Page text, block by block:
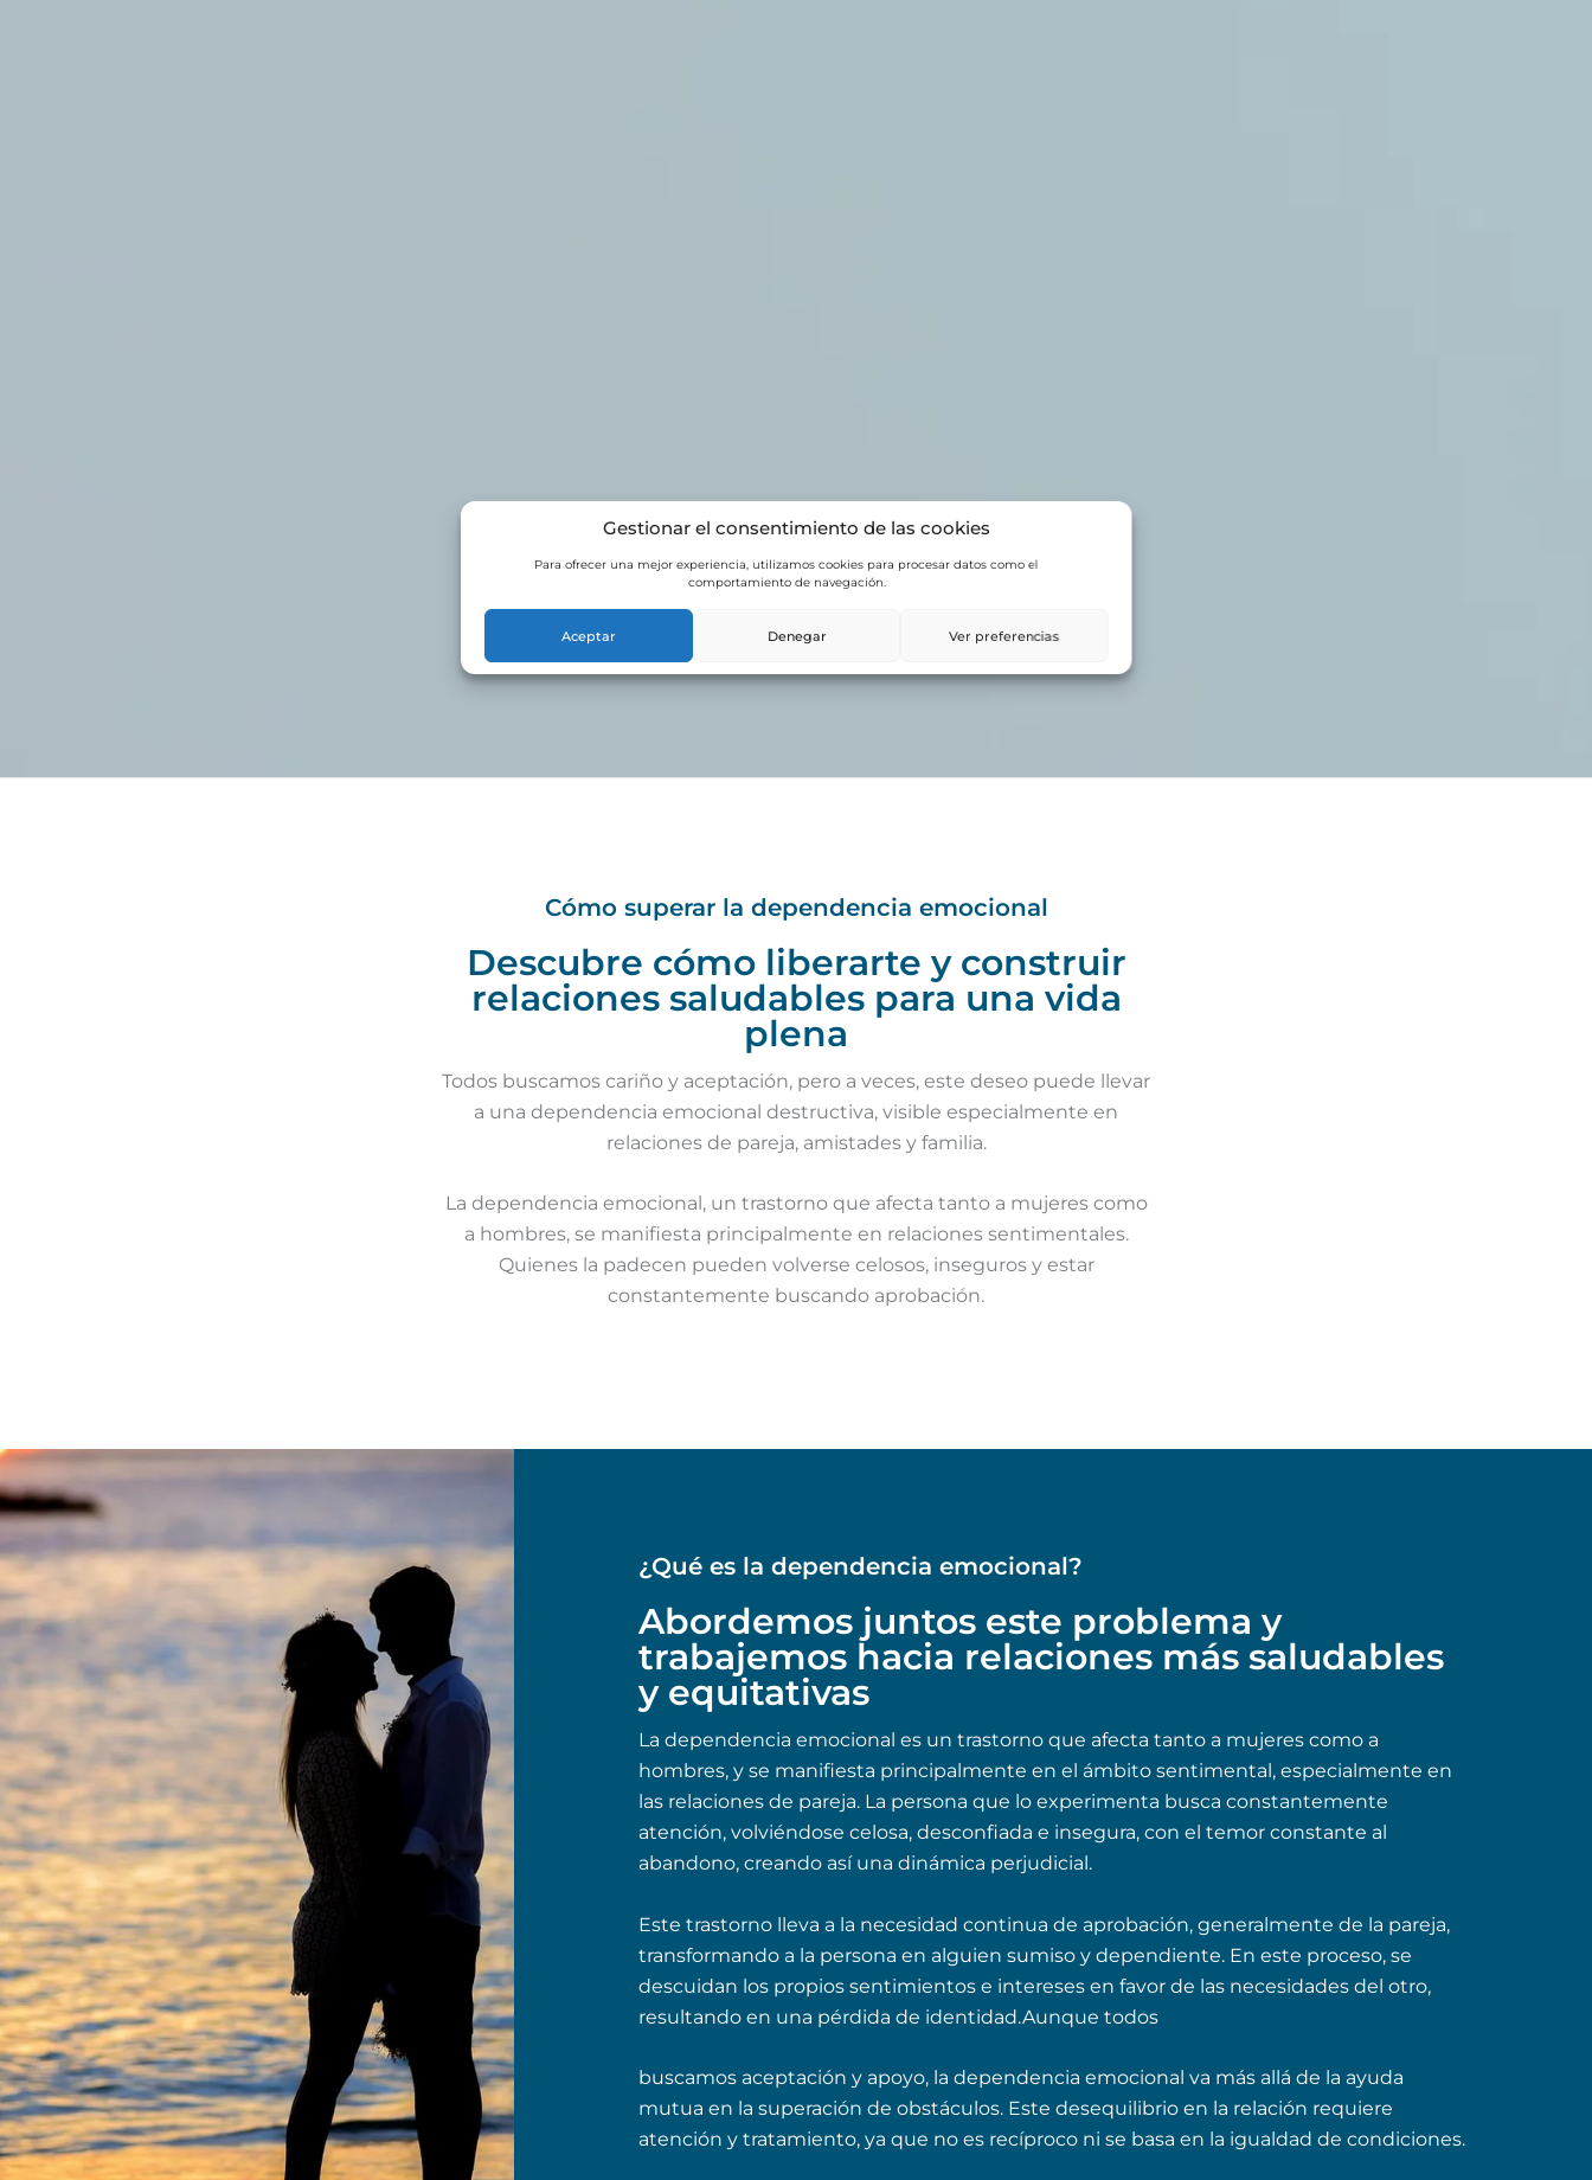
Gestionar el consentimiento de las cookies
Para ofrecer una mejor experiencia, utilizamos cookies para procesar datos como el
comportamiento de navegación.
Aceptar Denegar Ver preferencias
Cómo superar la dependencia emocional
Descubre cómo liberarte y construir
relaciones saludables para una vida
plena
Todos buscamos cariño y aceptación, pero a veces, este deseo puede llevar
a una dependencia emocional destructiva, visible especialmente en
relaciones de pareja, amistades y familia.
La dependencia emocional, un trastorno que afecta tanto a mujeres como
a hombres, se manifiesta principalmente en relaciones sentimentales.
Quienes la padecen pueden volverse celosos, inseguros y estar
constantemente buscando aprobación.
¿Qué es la dependencia emocional?
Abordemos juntos este problema y
trabajemos hacia relaciones más saludables
y equitativas
La dependencia emocional es un trastorno que afecta tanto a mujeres como a
hombres, y se manifiesta principalmente en el ámbito sentimental, especialmente en
las relaciones de pareja. La persona que lo experimenta busca constantemente
atención, volviéndose celosa, desconfiada e insegura, con el temor constante al
abandono, creando así una dinámica perjudicial.
Este trastorno lleva a la necesidad continua de aprobación, generalmente de la pareja,
transformando a la persona en alguien sumiso y dependiente. En este proceso, se
descuidan los propios sentimientos e intereses en favor de las necesidades del otro,
resultando en una pérdida de identidad.Aunque todos
buscamos aceptación y apoyo, la dependencia emocional va más allá de la ayuda
mutua en la superación de obstáculos. Este desequilibrio en la relación requiere
atención y tratamiento, ya que no es recíproco ni se basa en la igualdad de condiciones.